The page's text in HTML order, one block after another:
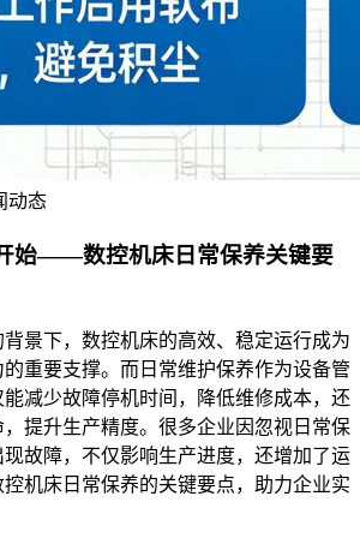
动态
始——数控机床日常保养关键要
景下，数控机床的高效、稳定运行成为
重要支撑。而日常维护保养作为设备管
减少故障停机时间，降低维修成本，还
提升生产精度。很多企业因忽视日常保
故障，不仅影响生产进度，还增加了运
机床日常保养的关键要点，助力企业实